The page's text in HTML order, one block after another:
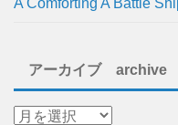
アーカイブ archive